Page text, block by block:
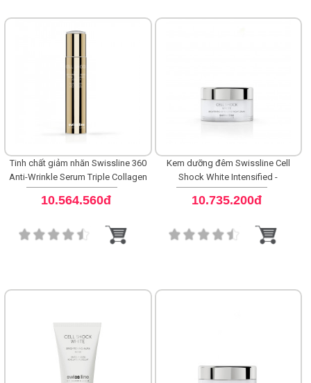
Tinh chất giảm nhăn Swissline 360
Anti-Wrinkle Serum Triple Collagen
Complex
10.564.560đ
Kem dưỡng đêm Swissline Cell
Shock White Intensified -
Brightening Night Cream
10.735.200đ